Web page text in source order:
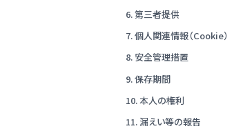
6. 第三者提供
7. 個人関連情報（Cookie）
8. 安全管理措置
9. 保存期間
10. 本人の権利
11. 漏えい等の報告